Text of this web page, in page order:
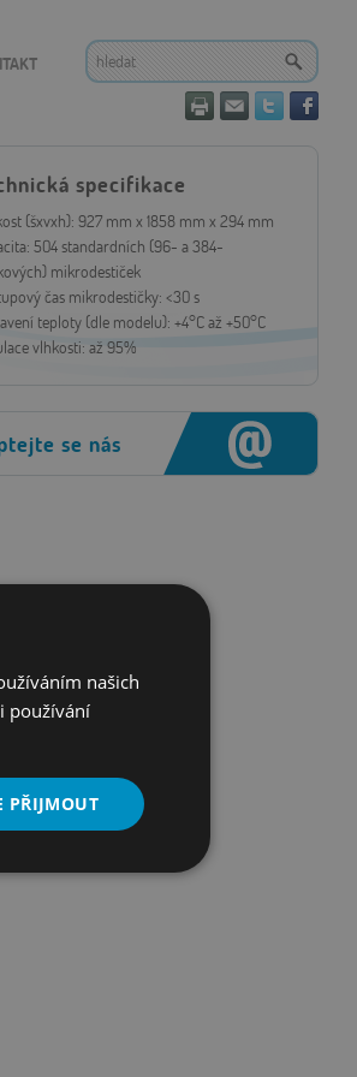
specifikace
(šxvxh): 927 mm x 1858 mm x 294 mm
504 standardních (96- a 384-
mikrodestiček
čas mikrodestičky: <30 s
teploty (dle modelu): +4°C až +50°C
vlhkosti: až 95%
se nás
našich
používání
PŘIJMOUT
Nezařazené